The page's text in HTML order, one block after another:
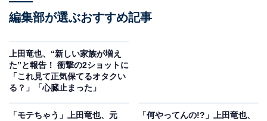
編集部が選ぶおすすめ記事
上田竜也、“新しい家族が増え
た”と報告！ 衝撃の2ショットに
「これ見て正気保てるオタクい
る？」「心臓止まった」
「モテちゃう」上田竜也、元
「何やってんの!?」上田竜也、